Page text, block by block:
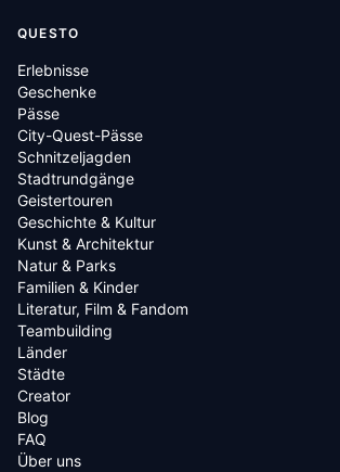
QUESTO
Erlebnisse
Geschenke
Pässe
City-Quest-Pässe
Schnitzeljagden
Stadtrundgänge
Geistertouren
Geschichte & Kultur
Kunst & Architektur
Natur & Parks
Familien & Kinder
Literatur, Film & Fandom
Teambuilding
Länder
Städte
Creator
Blog
FAQ
Über uns